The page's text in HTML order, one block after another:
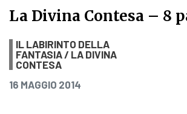
La Divina Contesa – 8
La Divina Contesa – 8
IL LABIRINTO DELLA
FANTASIA / LA DIVINA
CONTESA
PUBBLICATO IL
16 MAGGIO 2014